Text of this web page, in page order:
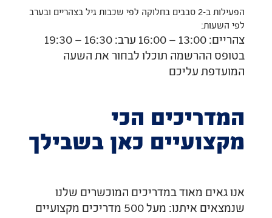
הפעילות ב-2 סבבים בחלוקה לפי שכבות גיל בצהריים ובערב
לפי השעות:
צהריים: 13:00 – 16:00 ערב: 16:30 – 19:30
בטופס ההרשמה תוכלו לבחור את השעה
המועדפת עליכם
המדריכים הכי
מקצועיים כאן בשבילך
אנו גאים מאוד במדריכים המוכשרים שלנו
שנמצאים איתנו: מעל 500 מדריכים מקצועיים